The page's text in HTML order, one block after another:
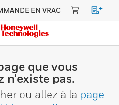
EN VRAC
que vous
n'existe pas.
ou allez à la page